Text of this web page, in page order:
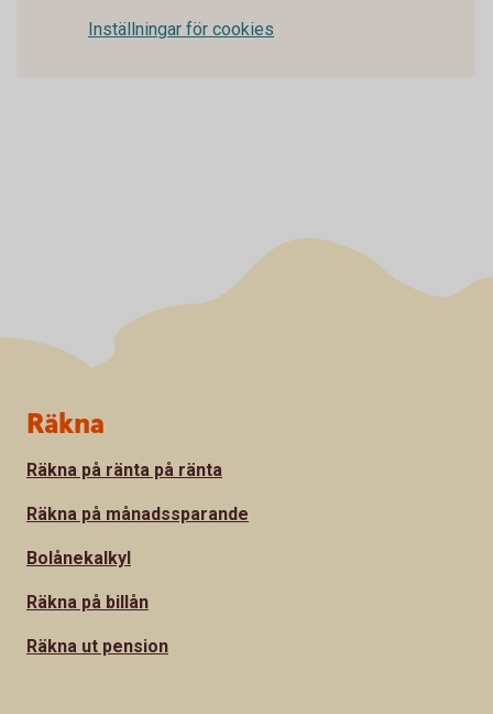
Inställningar för cookies
Sidfot
Räkna
Räkna på ränta på ränta
Räkna på månadssparande
Bolånekalkyl
Räkna på billån
Räkna ut pension